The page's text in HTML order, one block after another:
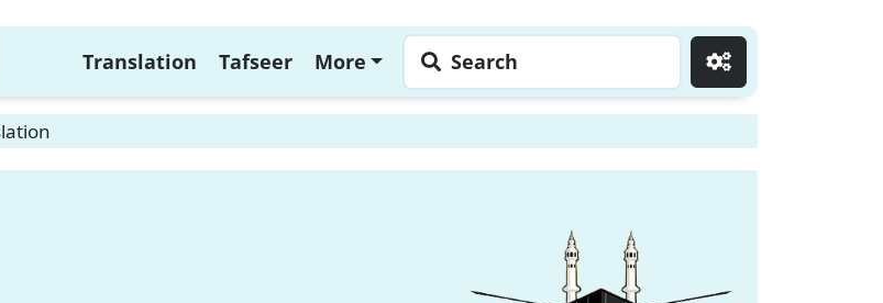
Translation Tafseer More Search